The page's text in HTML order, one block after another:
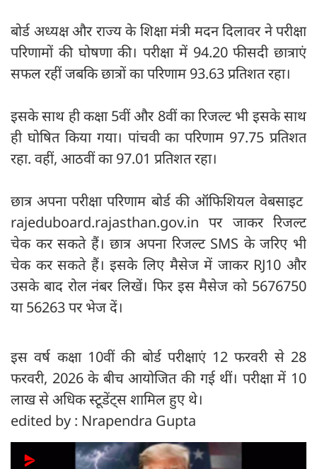
बोर्ड अध्यक्ष और राज्य के शिक्षा मंत्री मदन दिलावर ने परीक्षा
परिणामों की घोषणा की। परीक्षा में 94.20 फीसदी छात्राएं
सफल रहीं जबकि छात्रों का परिणाम 93.63 प्रतिशत रहा।
इसके साथ ही कक्षा 5वीं और 8वीं का रिजल्ट भी इसके साथ
ही घोषित किया गया। पांचवी का परिणाम 97.75 प्रतिशत
रहा. वहीं, आठवीं का 97.01 प्रतिशत रहा।
छात्र अपना परीक्षा परिणाम बोर्ड की ऑफिशियल वेबसाइट
rajeduboard.rajasthan.gov.in पर जाकर रिजल्ट
चेक कर सकते हैं। छात्र अपना रिजल्ट SMS के जरिए भी
चेक कर सकते हैं। इसके लिए मैसेज में जाकर RJ10 और
उसके बाद रोल नंबर लिखें। फिर इस मैसेज को 5676750
या 56263 पर भेज दें।
इस वर्ष कक्षा 10वीं की बोर्ड परीक्षाएं 12 फरवरी से 28
फरवरी, 2026 के बीच आयोजित की गई थीं। परीक्षा में 10
लाख से अधिक स्टूडेंट्स शामिल हुए थे।
edited by : Nrapendra Gupta